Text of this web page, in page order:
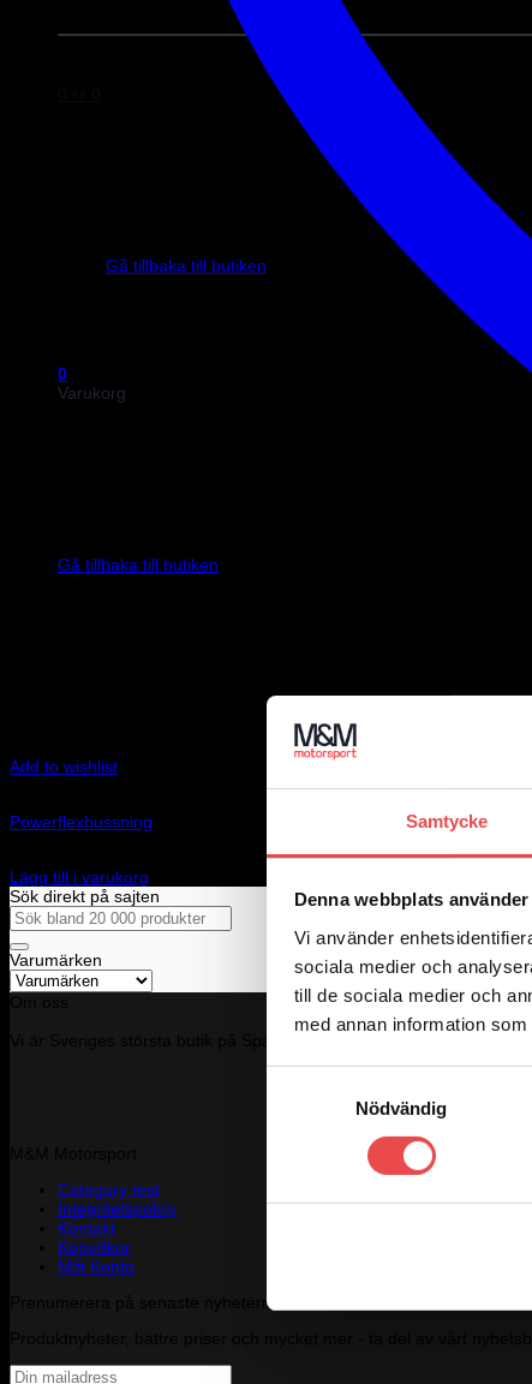
Samtycke
Denna webbplats
Vi använder
sociala medier och
till de sociala medier och
med annan information
Nödvändig
Gå tillbaka till butiken
0
Varukorg
Gå tillbaka till butiken
Add to wishlist
Powerflexbussning
Lägg till i varukorg
Sök direkt på sajten
Sök
efter:
Varumärken
Vi är Sveriges största butik på Sparco och har över 20 000
Category test
Integritetspolicy
Kontakt
Köpvillkor
Mitt Konto
Prenumerera på senaste nyheterna